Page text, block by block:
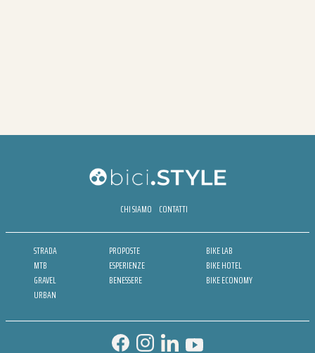
CHI SIAMO CONTATTI
STRADA
MTB
GRAVEL
URBAN
PROPOSTE
ESPERIENZE
BENESSERE
BIKE LAB
BIKE HOTEL
BIKE ECONOMY